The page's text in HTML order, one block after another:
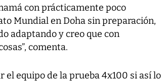
con prácticamente poco
Mundial en Doha sin preparación,
adaptando y creo que con
comenta.
equipo de la prueba 4x100 si así lo